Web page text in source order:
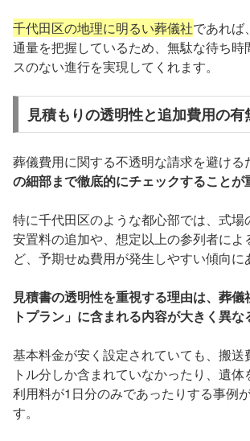
千代田区の地理に明るい葬儀社であれば
通量を把握しているため、無駄な待ち時
スのない進行を実現してくれます。
見積もりの透明性と追加費用の有
葬儀費用に関する不透明な請求を避ける
の細部まで徹底的にチェックすることが
特に千代田区のような都心部では、式場
安置料の追加や、想定以上の参列者によ
ど、予期せぬ費用が発生しやすい傾向に
見積書の透明性を重視する理由は、葬儀
トプラン」に含まれる内容が大きく異な
基本料金が安く設定されていても、搬送
トル分しか含まれていなかったり、遺
利用料が1日分のみであったりする事例
す。